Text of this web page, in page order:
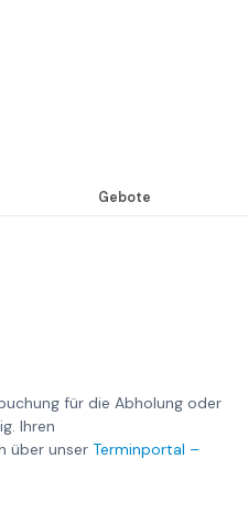
Gebote
für die Abholung oder
Ihren
über unserTerminportal –